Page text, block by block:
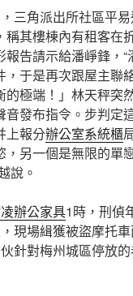
三角派出所社區平
稱其樓棟內有租客在
報告請示給潘崢鋒，
，于是再次跟屋主聯
的極端！」林天秤突
音發布指令。步判定
上報分辦公室系統櫃
，另一個是無限的單
說。
辦公家具1時，刑偵
現場緝獲被盜摩托
針對梅州城區停放